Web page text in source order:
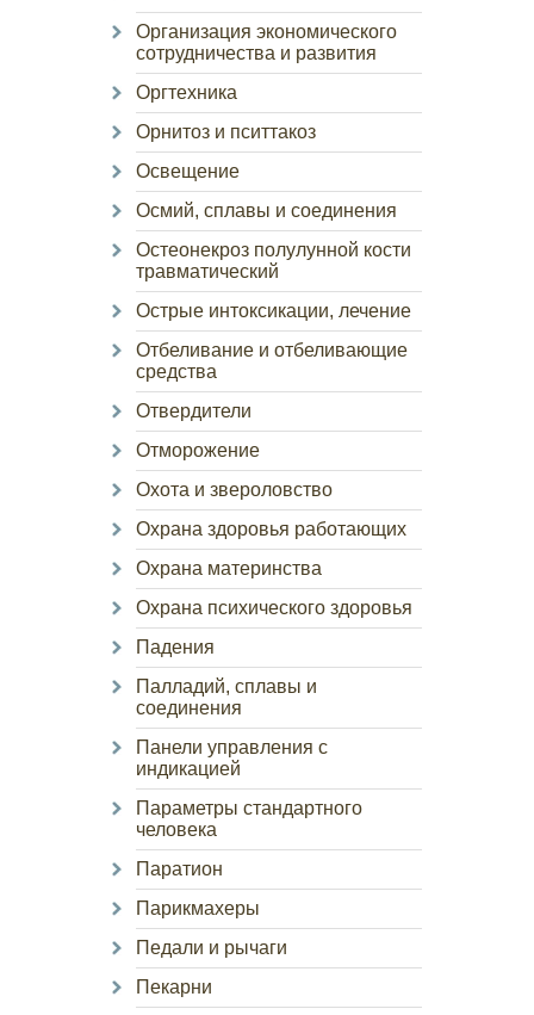
Организация экономического
сотрудничества и развития
Оргтехника
Орнитоз и пситтакоз
Освещение
Осмий, сплавы и соединения
Остеонекроз полулунной кости
травматический
Острые интоксикации, лечение
Отбеливание и отбеливающие
средства
Отвердители
Отморожение
Охота и звероловство
Охрана здоровья работающих
Охрана материнства
Охрана психического здоровья
Падения
Палладий, сплавы и
соединения
Панели управления с
индикацией
Параметры стандартного
человека
Паратион
Парикмахеры
Педали и рычаги
Пекарни